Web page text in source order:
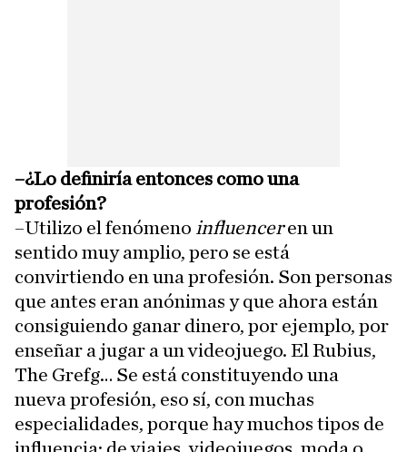
–¿Lo definiría entonces como una
profesión?
–Utilizo el fenómeno influenceren un
sentido muy amplio, pero se está
convirtiendo en una profesión. Son personas
que antes eran anónimas y que ahora están
consiguiendo ganar dinero, por ejemplo, por
enseñar a jugar a un videojuego. El Rubius,
The Grefg… Se está constituyendo una
nueva profesión, eso sí, con muchas
especialidades, porque hay muchos tipos de